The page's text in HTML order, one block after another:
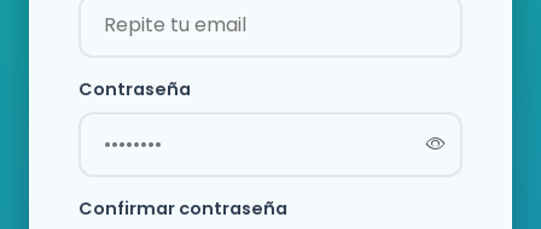
Contraseña
Confirmar contraseña